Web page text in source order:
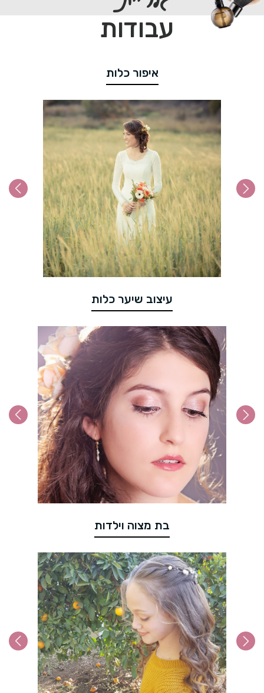
עבודות
איפור כלות
עיצוב שיער כלות
בת מצוה וילדות